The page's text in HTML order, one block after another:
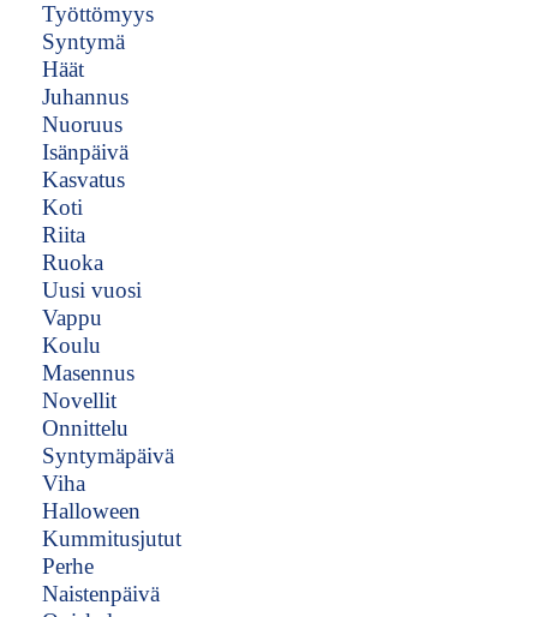
Työttömyys
Syntymä
Häät
Juhannus
Nuoruus
Isänpäivä
Kasvatus
Koti
Riita
Ruoka
Uusi vuosi
Vappu
Koulu
Masennus
Novellit
Onnittelu
Syntymäpäivä
Viha
Halloween
Kummitusjutut
Perhe
Naistenpäivä